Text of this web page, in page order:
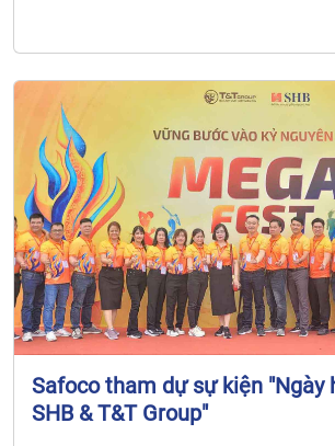
Safoco tham dự sự kiện "Ngày
SHB & T&T Group"